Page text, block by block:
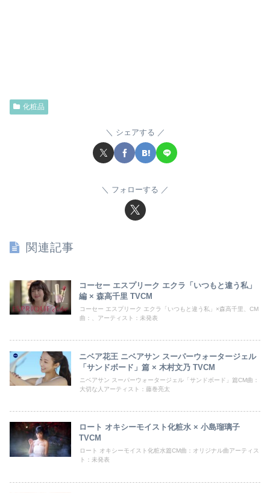
化粧品
シェアする
フォローする
関連記事
コーセー エスプリーク エクラ「いつもと違う私」
編 × 森高千里 TVCM
コーセー エスプリーク エクラ「いつもと違う私」×森高千里、CM
曲：、アーティスト：未発表
ニベア花王 ニベアサン スーパーウォータージェル
「サンドボード」篇 × 木村文乃 TVCM
ニベアサン スーパーウォータージェル「サンドボード」篇CM曲：
大切な人アーティスト：藤巻亮太
ロート オキシーモイスト化粧水 × 小島瑠璃子
TVCM
ロート オキシーモイスト化粧水篇CM曲：オリジナル曲アーティス
ト：未発表